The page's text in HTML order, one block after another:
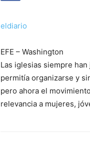
eldiario
EFE – Washington
Las iglesias siempre
permitía organizarse y
pero ahora el
relevancia a mujeres,